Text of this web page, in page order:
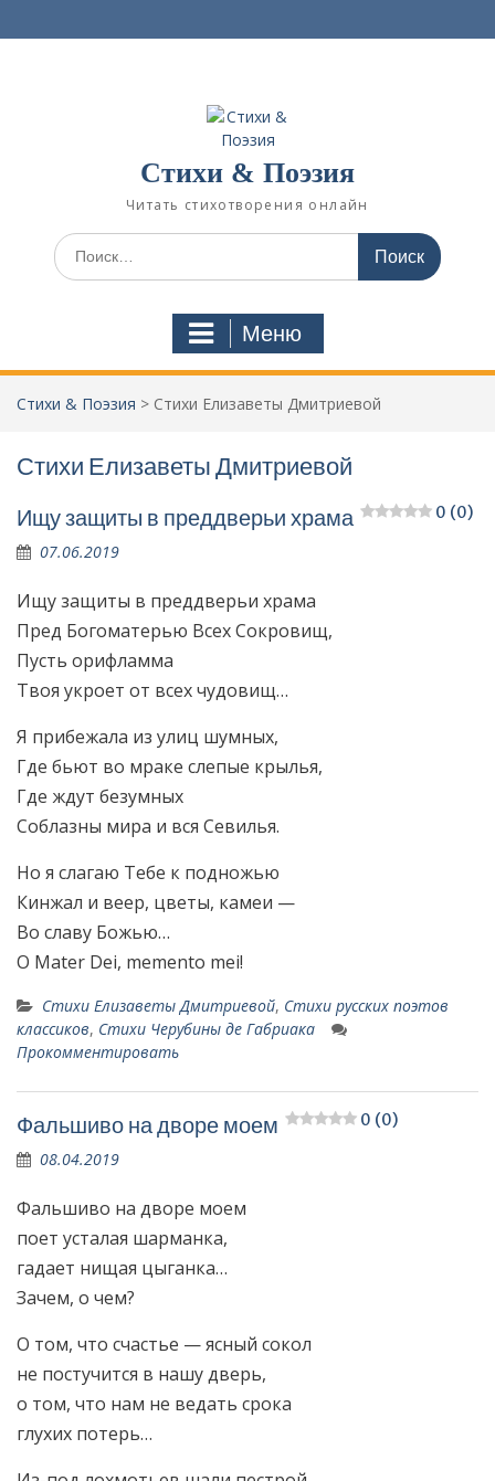
е
о
Стихи & Поэзия
Читать стихотворения онлайн
И
с
Меню
Стихи & Поэзия > Стихи Елизаветы Дмитриевой
Стихи Елизаветы Дмитриевой
Ищу защиты в преддверьи храма 0 (0)
07.06.2019
Ищу защиты в преддверьи храма
Пред Богоматерью Всех Сокровищ,
Пусть орифламма
Твоя укроет от всех чудовищ…
Я прибежала из улиц шумных,
Где бьют во мраке слепые крылья,
Где ждут безумных
Соблазны мира и вся Севилья.
Но я слагаю Тебе к подножью
Кинжал и веер, цветы, камеи —
Во славу Божью…
O Mater Dei, memento mei!
Стихи Елизаветы Дмитриевой, Стихи русских поэтов
классиков, Стихи Черубины де Габриака
Прокомментировать
Фальшиво на дворе моем 0 (0)
08.04.2019
Фальшиво на дворе моем
поет усталая шарманка,
гадает нищая цыганка…
Зачем, о чем?
О том, что счастье — ясный сокол
не постучится в нашу дверь,
о том, что нам не ведать срока
глухих потерь…